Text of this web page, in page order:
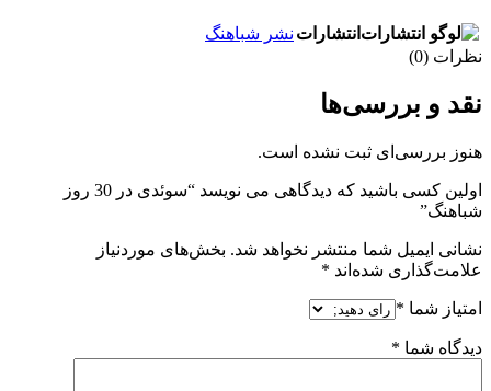
انتشارات نشر شباهنگ
نظرات (0)
نقد و بررسی‌ها
هنوز بررسی‌ای ثبت نشده است.
اولین کسی باشید که دیدگاهی می نویسد “سوئدی در 30 روز
شباهنگ”
نشانی ایمیل شما منتشر نخواهد شد. بخش‌های موردنیاز
علامت‌گذاری شده‌اند *
امتیاز شما *
دیدگاه شما *